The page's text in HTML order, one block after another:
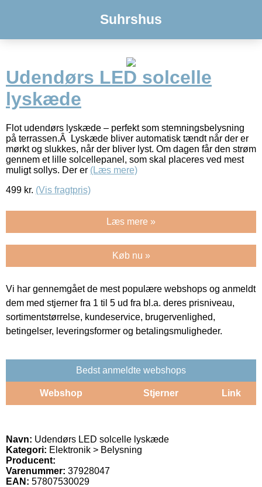
Suhrshus
Udendørs LED solcelle
lyskæde
Flot udendørs lyskæde – perfekt som stemningsbelysning
på terrassen.Â Lyskæde bliver automatisk tændt når der er
mørkt og slukkes, når der bliver lyst. Om dagen får den strøm
gennem et lille solcellepanel, som skal placeres ved mest
muligt sollys. Der er (Læs mere)
499 kr. (Vis fragtpris)
Læs mere »
Køb nu »
Vi har gennemgået de mest populære webshops og anmeldt
dem med stjerner fra 1 til 5 ud fra bl.a. deres prisniveau,
sortimentstørrelse, kundeservice, brugervenlighed,
betingelser, leveringsformer og betalingsmuligheder.
Bedst anmeldte webshops
Webshop Stjerner Link
Navn: Udendørs LED solcelle lyskæde
Kategori: Elektronik > Belysning
Producent:
Varenummer: 37928047
EAN: 57807530029